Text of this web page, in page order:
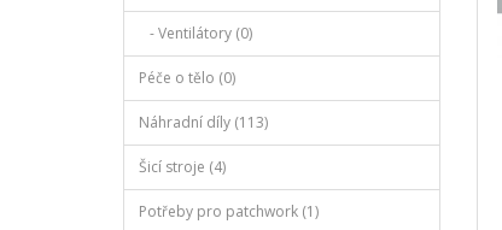
- Ventilátory (0)
Péče o tělo (0)
Náhradní díly (113)
Šicí stroje (4)
Potřeby pro patchwork (1)